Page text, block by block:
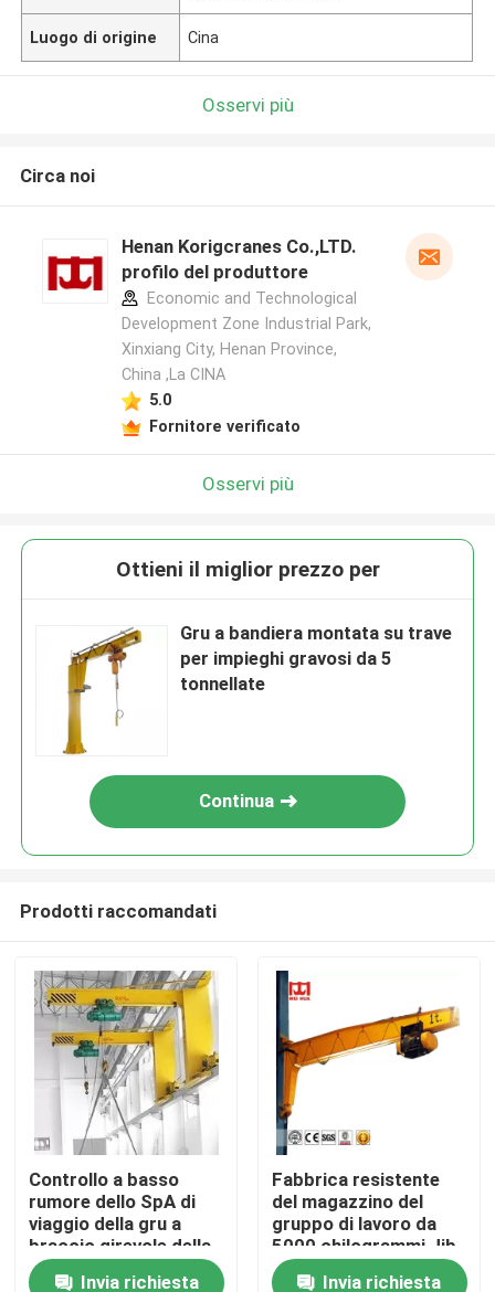
Casa
Prodotti
Chi siamo
Luogo di origine Cina
Osservi più
Circa noi
Henan Korigcranes Co.,LTD.
profilo del produttore
Economic and Technological
Development Zone Industrial Park,
Xinxiang City, Henan Province,
China ,La CINA
5.0
Fornitore verificato
Osservi più
Ottieni il miglior prezzo per
Gru a bandiera montata su trave
per impieghi gravosi da 5
tonnellate
Continua
Prodotti raccomandati
Controllo a basso
rumore dello SpA di
viaggio della gru a
braccio girevole della
parete elettrica della
Invia richiesta
Fabbrica resistente
del magazzino del
gruppo di lavoro da
5000 chilogrammi Jib
Crane Pillar Mounted
Invia richiesta